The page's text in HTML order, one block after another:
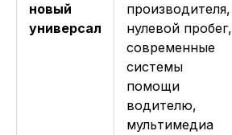
новый
универсал
производителя,
нулевой пробег,
современные
системы
помощи
водителю,
мультимедиа